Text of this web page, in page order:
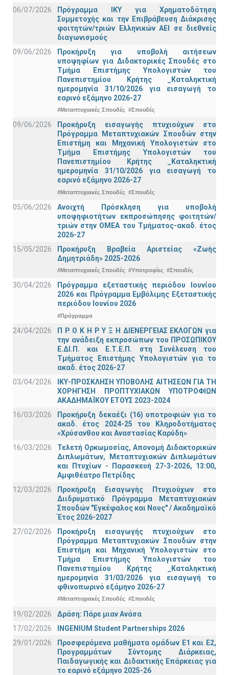
06/07/2026
Πρόγραμμα ΙΚΥ για Χρηματοδότηση
Συμμετοχής και την Επιβράβευση Διάκρισης
φοιτητών/τριών Ελληνικών ΑΕΙ σε διεθνείς
διαγωνισμούς
09/06/2026
Προκήρυξη για υποβολή αιτήσεων
υποψηφίων για Διδακτορικές Σπουδές στο
Τμήμα Eπιστήμης Υπολογιστών του
Πανεπιστημίου Κρήτης _Καταληκτική
ημερομηνία 31/10/2026 για εισαγωγή το
εαρινό εξάμηνο 2026-27
#Μεταπτυχιακές Σπουδές #Σπουδές
09/06/2026
Προκήρυξη εισαγωγής πτυχιούχων στo
Πρόγραμμα Μεταπτυχιακών Σπουδών στην
Επιστήμη και Μηχανική Υπολογιστών στο
Τμήμα Eπιστήμης Υπολογιστών του
Πανεπιστημίου Κρήτης _Καταληκτική
ημερομηνία 31/10/2026 για εισαγωγή το
εαρινό εξάμηνο 2026-27
#Μεταπτυχιακές Σπουδές #Σπουδές
05/06/2026
Ανοιχτή Πρόσκληση για υποβολή
υποψηφιοτήτων εκπροσώπησης φοιτητών/
τριών στην ΟΜΕΑ του Τμήματος-ακαδ. έτος
2026-27
15/05/2026
Προκήρυξη Βραβεία Αριστείας «Ζωής
Δημητριάδη» 2025-2026
#Μεταπτυχιακές Σπουδές #Υποτροφίες #Σπουδές
30/04/2026
Πρόγραμμα εξεταστικής περιόδου Ιουνίου
2026 και Πρόγραμμα Εμβόλιμης Εξεταστικής
περιόδου Ιουνίου 2026
#Πρόγραμμα
24/04/2026
Π Ρ Ο Κ Η Ρ Υ Ξ Η ΔΙΕΝΕΡΓΕΙΑΣ ΕΚΛΟΓΩΝ για
την ανάδειξη εκπροσώπων του ΠΡΟΣΩΠΙΚΟΥ
Ε.ΔΙ.Π. και Ε.Τ.Ε.Π. στη Συνέλευση του
Τμήματος Επιστήμης Υπολογιστών για το
ακαδ. έτος 2026-27
03/04/2026
ΙΚΥ-ΠΡΟΣΚΛΗΣΗ ΥΠΟΒΟΛΗΣ ΑΙΤΗΣΕΩΝ ΓΙΑ ΤΗ
ΧΟΡΗΓΗΣΗ ΠΡΟΠΤΥΧΙΑΚΩΝ ΥΠΟΤΡΟΦΙΩΝ
ΑΚΑΔΗΜΑΪΚΟΥ ΕΤΟΥΣ 2023-2024
16/03/2026
Προκήρυξη δεκαέξι (16) υποτροφιών για το
ακαδ. έτος 2024-25 του Κληροδοτήματος
«Χρύσανθου και Αναστασίας Καρύδη»
16/03/2026
Τελετή Ορκωμοσίας, Απονομή Διδακτορικών
Διπλωμάτων, Μεταπτυχιακών Διπλωμάτων
και Πτυχίων - Παρασκευή 27-3-2026, 13:00,
Αμφιθέατρο Πετρίδης
12/03/2026
Προκήρυξη Εισαγωγής Πτυχιούχων στο
Διιδρυματικό Πρόγραμμα Μεταπτυχιακών
Σπουδών "Εγκέφαλος και Νους" / Ακαδημαϊκό
Έτος 2026-2027
27/02/2026
Προκήρυξη εισαγωγής πτυχιούχων στo
Πρόγραμμα Μεταπτυχιακών Σπουδών στην
Επιστήμη και Μηχανική Υπολογιστών στο
Τμήμα Eπιστήμης Υπολογιστών του
Πανεπιστημίου Κρήτης _Καταληκτική
ημερομηνία 31/03/2026 για εισαγωγή το
φθινοπωρινό εξάμηνο 2026-27
#Μεταπτυχιακές Σπουδές #Σπουδές
19/02/2026
Δράση: Πάρε μιαν Ανάσα
17/02/2026
INGENIUM Student Partnerships 2026
29/01/2026
Προσφερόμενα μαθήματα ομάδων Ε1 και Ε2,
Προγραμμάτων Σύντομης Διάρκειας,
Παιδαγωγικής και Διδακτικής Επάρκειας για
το εαρινό εξάμηνο 2025-26